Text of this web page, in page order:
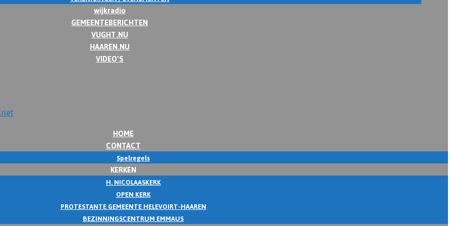
wijkradio
GEMEENTEBERICHTEN
VUGHT.NU
HAAREN.NU
VIDEO’S
HOME
CONTACT
Spelregels
KERKEN
H. NICOLAASKERK
OPEN KERK
PROTESTANTE GEMEENTE HELEVOIRT-HAAREN
BEZINNINGSCENTRUM EMMAUS